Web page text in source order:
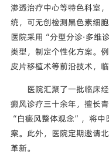
渗透治疗中心等特色科室
统，可无创检测黑色素细
医院采用“分型分诊·多维
类型，制定个性化方案。
皮片移植术等前沿技术，临
医院汇聚了一批临床
癜风诊疗三十余年，擅长
“白癜风整体观念”，将中
案。此外，医院定期邀请
革新。